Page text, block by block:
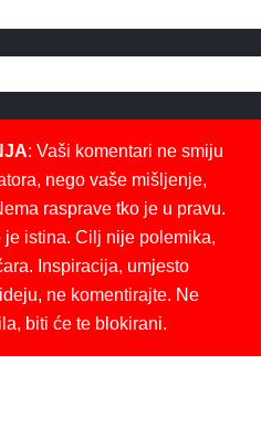
: Vaši komentari ne smiju
nego vaše mišljenje,
rasprave tko je u pravu.
istina. Cilj nije polemika,
Inspiracija, umjesto
ne komentirajte. Ne
biti će te blokirani.